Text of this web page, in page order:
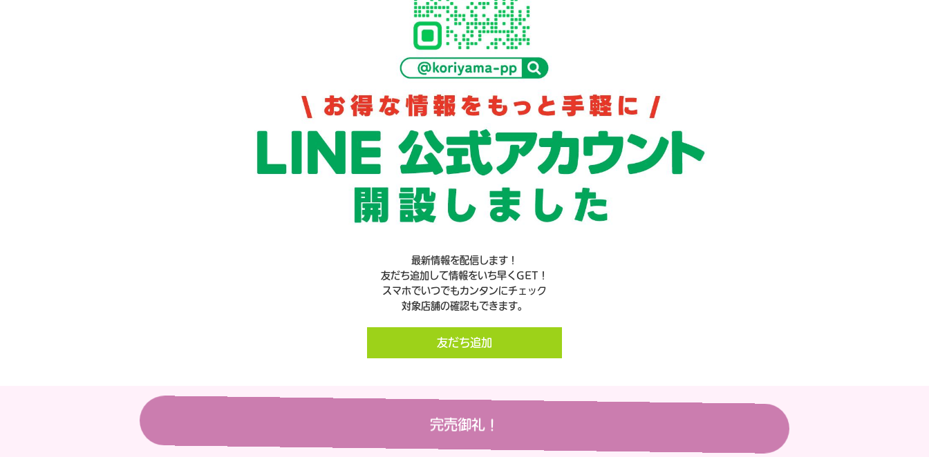
最新情報を配信します！
友だち追加して情報をいち早くGET！
スマホでいつでもカンタンにチェック
対象店舗の確認もできます。
友だち追加
完売御礼！